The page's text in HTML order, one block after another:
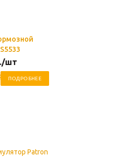
/шт
ПОДРОБНЕЕ